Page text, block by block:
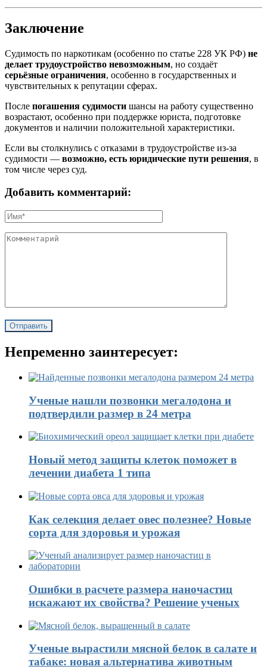
Заключение
Судимость по наркотикам (особенно по статье 228 УК РФ) не
делает трудоустройство невозможным, но создаёт
серьёзные ограничения, особенно в государственных и
чувствительных к репутации сферах.
После погашения судимости шансы на работу существенно
возрастают, особенно при поддержке юриста, подготовке
документов и наличии положительной характеристики.
Если вы столкнулись с отказами в трудоустройстве из-за
судимости — возможно, есть юридические пути решения, в
том числе через суд.
Добавить комментарий:
Непременно заинтересует:
Ученые нашли позвонки мегалодона и
подтвердили размер в 24 метра
Новый метод защиты клеток поможет в
лечении диабета 1 типа
Как селекция делает овес полезнее? Новые
сорта для здоровья и урожая
Ошибки в расчете размера наночастиц
искажают их свойства? Решение ученых
Ученые вырастили мясной белок в салате и
табаке: новая альтернатива животным